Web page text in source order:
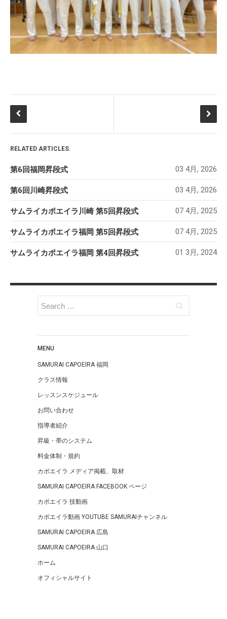
RELATED ARTICLES.
第6回福岡昇段式 03 4月, 2026
第6回川崎昇段式 03 4月, 2026
サムライカポエイラ川崎 第5回昇段式 07 4月, 2025
サムライカポエイラ福岡 第5回昇段式 07 4月, 2025
サムライカポエイラ福岡 第4回昇段式 01 3月, 2024
MENU
SAMURAI CAPOEIRA 福岡
クラス情報
レッスンスケジュール
お問い合わせ
指導者紹介
昇級・帯のシステム
料金体制・規約
カポエイラ メディア掲載、取材
SAMURAI CAPOEIRA FACEBOOK ページ
カポエイラ 技動画
カポエイラ動画 YOUTUBE SAMURAIチャンネル
SAMURAI CAPOEIRA 広島
SAMURAI CAPOEIRA 山口
ホーム
オフィシャルサイト